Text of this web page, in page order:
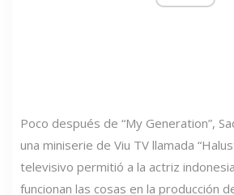
Poco después de “My Generation”,
una miniserie de Viu TV llamada
televisivo permitió a la actriz
funcionan las cosas en la producción